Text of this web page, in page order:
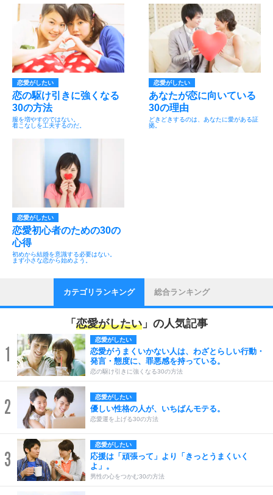
恋愛がしたい
恋の駆け引きに強くなる
30の方法
服を増やすのではない。
着こなしを工夫するのだ。
恋愛がしたい
あなたが恋に向いている
30の理由
どきどきするのは、あなたに愛がある証
拠。
恋愛がしたい
恋愛初心者のための30の
心得
初めから結婚を意識する必要はない。
まず小さな恋から始めよう。
カテゴリランキング 総合ランキング
「 恋愛がしたい 」の人気記事
1
恋愛がしたい
恋愛がうまくいかない人は、わざとらしい行動・
発言・態度に、罪悪感を持っている。
恋の駆け引きに強くなる30の方法
2 恋愛がしたい
優しい性格の人が、いちばんモテる。
恋愛運を上げる30の方法
3
恋愛がしたい
応援は「頑張って」より「きっとうまくいく
よ」。
男性の心をつかむ30の方法